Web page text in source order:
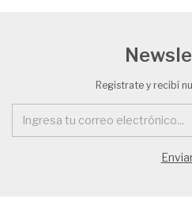
Registrate y recibí